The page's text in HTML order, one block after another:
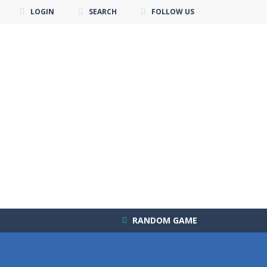
LOGIN SEARCH FOLLOW US
RANDOM GAME